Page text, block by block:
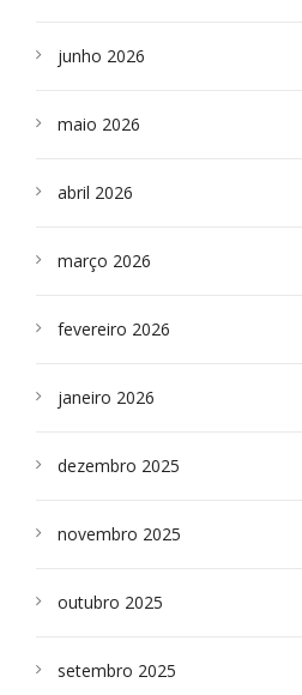
junho 2026
maio 2026
abril 2026
março 2026
fevereiro 2026
janeiro 2026
dezembro 2025
novembro 2025
outubro 2025
setembro 2025